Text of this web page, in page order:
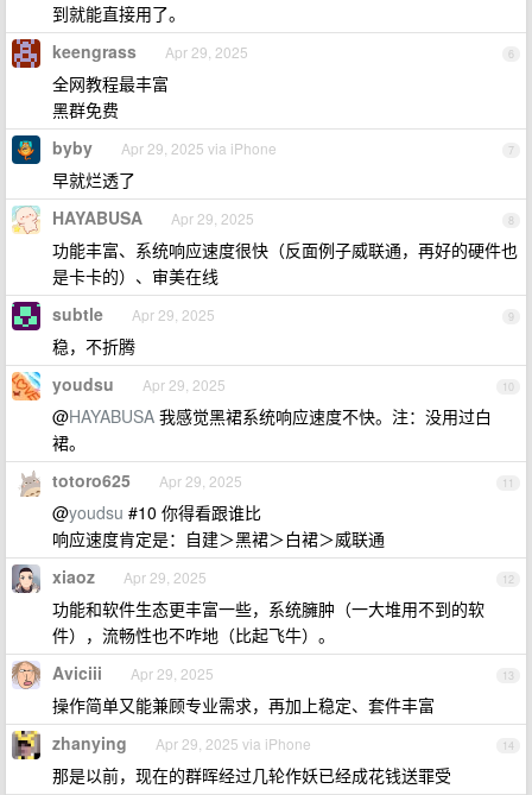
到就能直接用了。
6
keengrass Apr 29, 2025
全网教程最丰富
黑群免费
7
byby Apr 29, 2025 via iPhone
早就烂透了
8
HAYABUSA Apr 29, 2025
功能丰富、系统响应速度很快（反面例子威联通，再好的硬件也
是卡卡的）、审美在线
9
subtle Apr 29, 2025
稳，不折腾
10
youdsu Apr 29, 2025
@HAYABUSA 我感觉黑裙系统响应速度不快。注：没用过白
裙。
11
totoro625 Apr 29, 2025
@youdsu #10 你得看跟谁比
响应速度肯定是：自建＞黑裙＞白裙＞威联通
12
xiaoz Apr 29, 2025
功能和软件生态更丰富一些，系统臃肿（一大堆用不到的软
件），流畅性也不咋地（比起飞牛）。
13
Aviciii Apr 29, 2025
操作简单又能兼顾专业需求，再加上稳定、套件丰富
14
zhanying Apr 29, 2025 via iPhone
那是以前，现在的群晖经过几轮作妖已经成花钱送罪受